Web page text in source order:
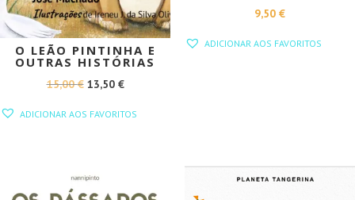
O LEÃO PINTINHA E
OUTRAS HISTÓRIAS
15,00€ O
13,50 €O
ADICIONAR AOS FAVORITOS
9,50 €
ADICIONAR AOS FAVORITOS
PROMOÇÃO! PROMOÇÃO!